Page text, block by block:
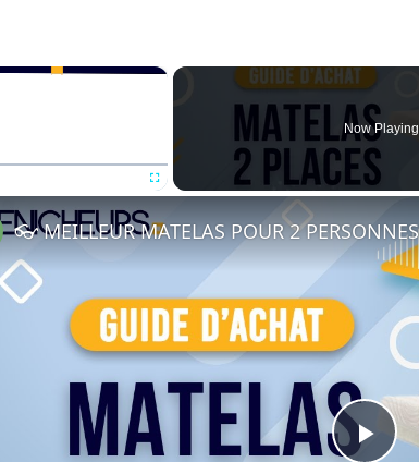
×
Now Playing